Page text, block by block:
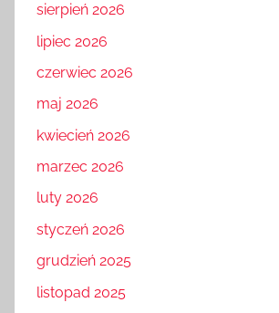
sierpień 2026
lipiec 2026
czerwiec 2026
maj 2026
kwiecień 2026
marzec 2026
luty 2026
styczeń 2026
grudzień 2025
listopad 2025